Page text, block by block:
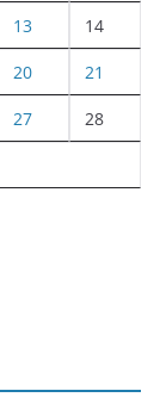
13 14
20 21
27 28